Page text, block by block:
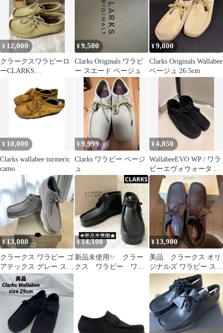
¥ 12,000
クラークスワラビーロ
ーCLARKS
ル UK8.5新
¥9,500
Clarks Originals ワラビ
ー スエード ベージュ
¥9,800
Clarks Originals Wallabee
ベージュ 26.5cm
¥ 10,000
Clarks wallabee turmeric
camo
¥9,999
Clarks ワラビー ベージ
ュ
¥4,850
WallabeeEVO WP / ワラ
ビーエヴォウォーター
プルーフ
¥ 13,000
クラークス ワラビー ゴ
アテックス グレー スエ
ード Clarks ビブラム
¥14,100
新品未使用✨ クラー
クス ワラビー ワラ
¥ 13,900
美品 クラークス オリ
ジナルズ ワラビー スエ
ードモカシン